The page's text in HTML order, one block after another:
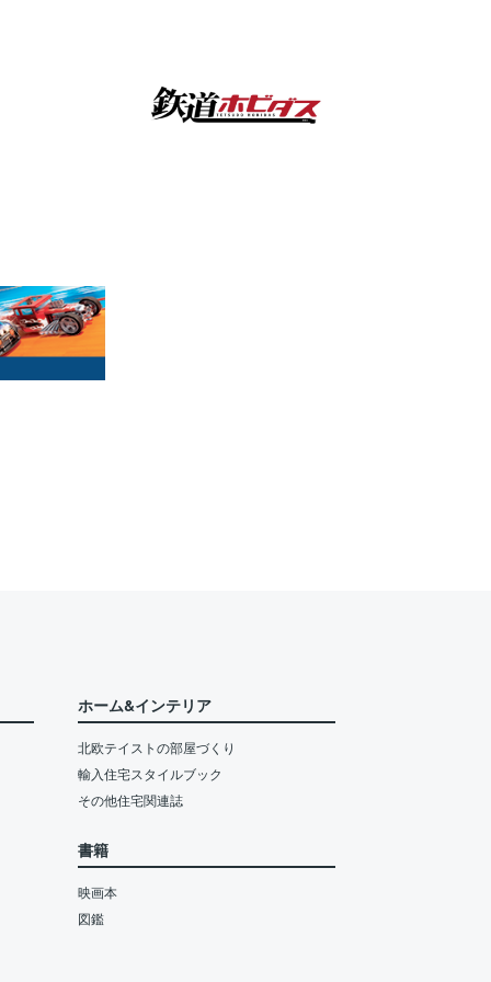
ホーム&インテリア
北欧テイストの部屋づくり
輸入住宅スタイルブック
その他住宅関連誌
書籍
映画本
図鑑